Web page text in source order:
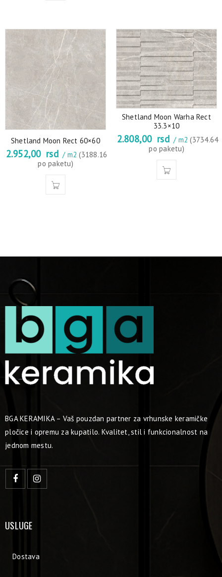
Shetland Moon Rect 60×60
2.952,00 rsd / m2(3188.16
po paketu)
Shetland Moon Warha Rect
33.3×10
2.808,00 rsd / m2(3734.64
po paketu)
BGA KERAMIKA – Vaš pouzdan partner za vrhunske keramičke
pločice i opremu za kupatilo. Kvalitet, stil i funkcionalnost na
jednom mestu.
USLUGE
Dostava